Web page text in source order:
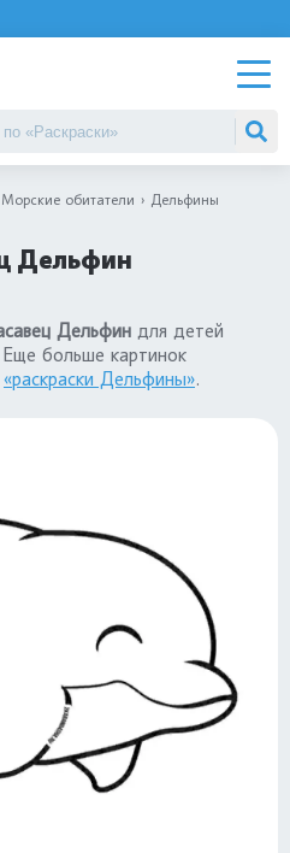
Морские обитатели
Дельфины
Дельфин
Дельфин для детей
больше картинок
«раскраски Дельфины».